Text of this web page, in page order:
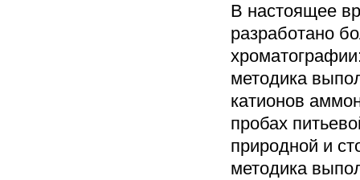
В настоящее
разработано
методика
катионов
пробах
природной и
методика